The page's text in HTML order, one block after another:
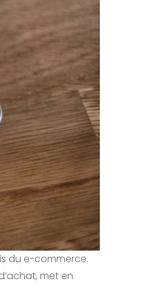
du e-commerce.
met en